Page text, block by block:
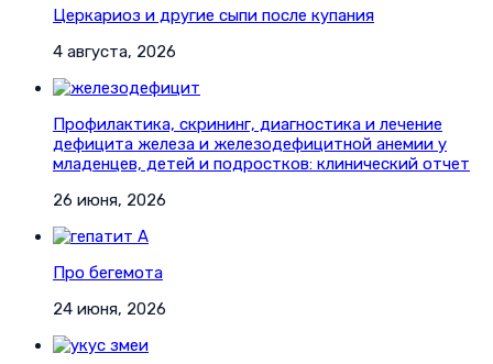
Церкариоз и другие сыпи после купания
4 августа, 2026
Профилактика, скрининг, диагностика и лечение
дефицита железа и железодефицитной анемии у
младенцев, детей и подростков: клинический отчет
26 июня, 2026
Про бегемота
24 июня, 2026